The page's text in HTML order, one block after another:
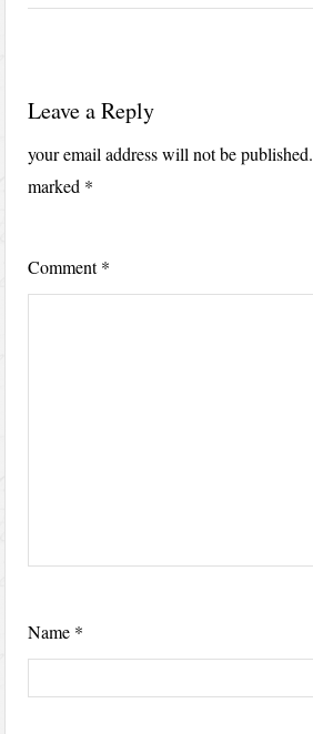
Leave a Reply
your email address will not be published.
marked *
Comment*
Name *